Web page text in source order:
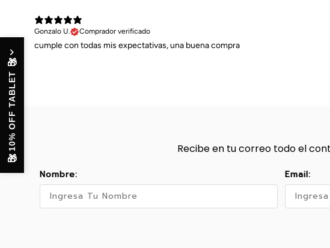
Gonzalo U.
Comprador verificado
cumple con todas mis expectativas, una buena compra
Recibe en tu correo todo el
Nombre: Email:
🎁
10% OFF TABLET
🎁